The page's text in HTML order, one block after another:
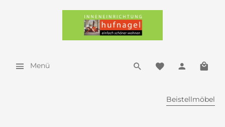
Menü
Beistellmöbel